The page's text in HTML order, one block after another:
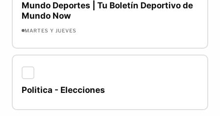
Mundo Deportes | Tu Boletín Deportivo de
Mundo Now
MARTES Y JUEVES
Politica - Elecciones